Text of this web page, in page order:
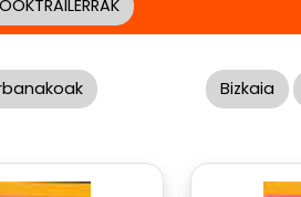
Bizkaia